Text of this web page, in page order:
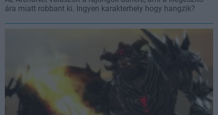
ára miatt robbant ki. Ingyen karakterhely hogy hangzik?